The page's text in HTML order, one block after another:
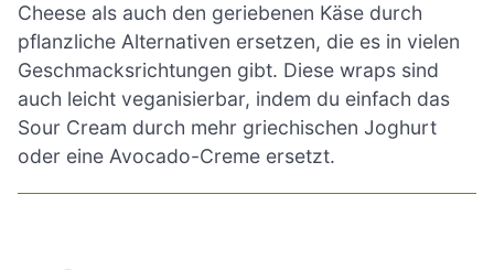
Cheese als auch den geriebenen Käse durch
pflanzliche Alternativen ersetzen, die es in vielen
Geschmacksrichtungen gibt. Diese wraps sind
auch leicht veganisierbar, indem du einfach das
Sour Cream durch mehr griechischen Joghurt
oder eine Avocado-Creme ersetzt.